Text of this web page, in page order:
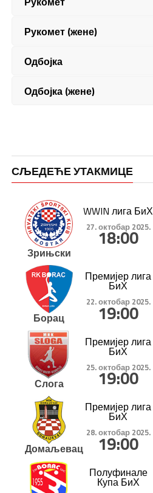
Рукомет (жене)
Одбојка
Одбојка (жене)
СЉЕДЕЋЕ УТАКМИЦЕ
Зрињски
WWIN лига БиХ
27. октобар 2025.
18:00
Борац
Премијер лига
БиХ
22. октобар 2025.
19:00
Слога
Премијер лига
БиХ
25. октобар 2025.
19:00
Домаљевац
Премијер лига
БиХ
28. октобар 2025.
19:00
Полуфинале
Купа БиХ